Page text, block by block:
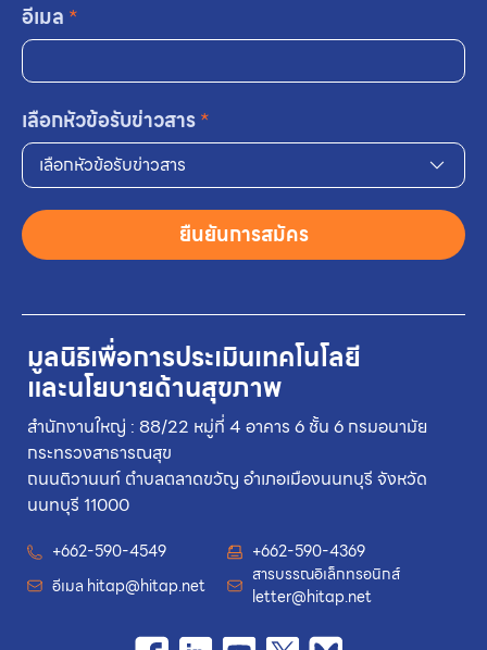
มูลนิธิเพื่อการประเมินเทคโนโลยี
และนโยบายด้านสุขภาพ
สำนักงานใหญ่ : 88/22 หมู่ที่ 4 อาคาร 6 ชั้น 6 กรมอนามัย
กระทรวงสาธารณสุข
ถนนติวานนท์ ตำบลตลาดขวัญ อำเภอเมืองนนทบุรี จังหวัด
นนทบุรี 11000
+662-590-4549
+662-590-4369
อีเมล hitap@hitap.net
สารบรรณอิเล็กทรอนิกส์
letter@hitap.net
อีเมล *
เลือกหัวข้อรับข่าวสาร*
เลือกหัวข้อรับข่าวสาร
ยืนยันการสมัคร